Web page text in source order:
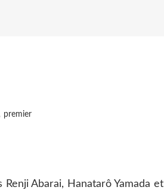
premier
Abarai, Hanatarô Yamada et